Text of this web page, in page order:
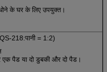
के घर के लिए उपयुक्त।
218:पानी = 1:2)
पैड या दो डुबकी और दो पैड।